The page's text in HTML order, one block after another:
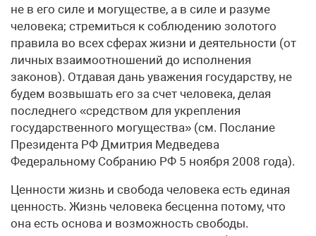
не в его силе и могуществе, а в силе и разуме
человека; стремиться к соблюдению золотого
правила во всех сферах жизни и деятельности (от
личных взаимоотношений до исполнения
законов). Отдавая дань уважения государству, не
будем возвышать его за счет человека, делая
последнего «средством для укрепления
государственного могущества» (см. Послание
Президента РФ Дмитрия Медведева
Федеральному Собранию РФ 5 ноября 2008 года).
Ценности жизнь и свобода человека есть единая
ценность. Жизнь человека бесценна потому, что
она есть основа и возможность свободы.